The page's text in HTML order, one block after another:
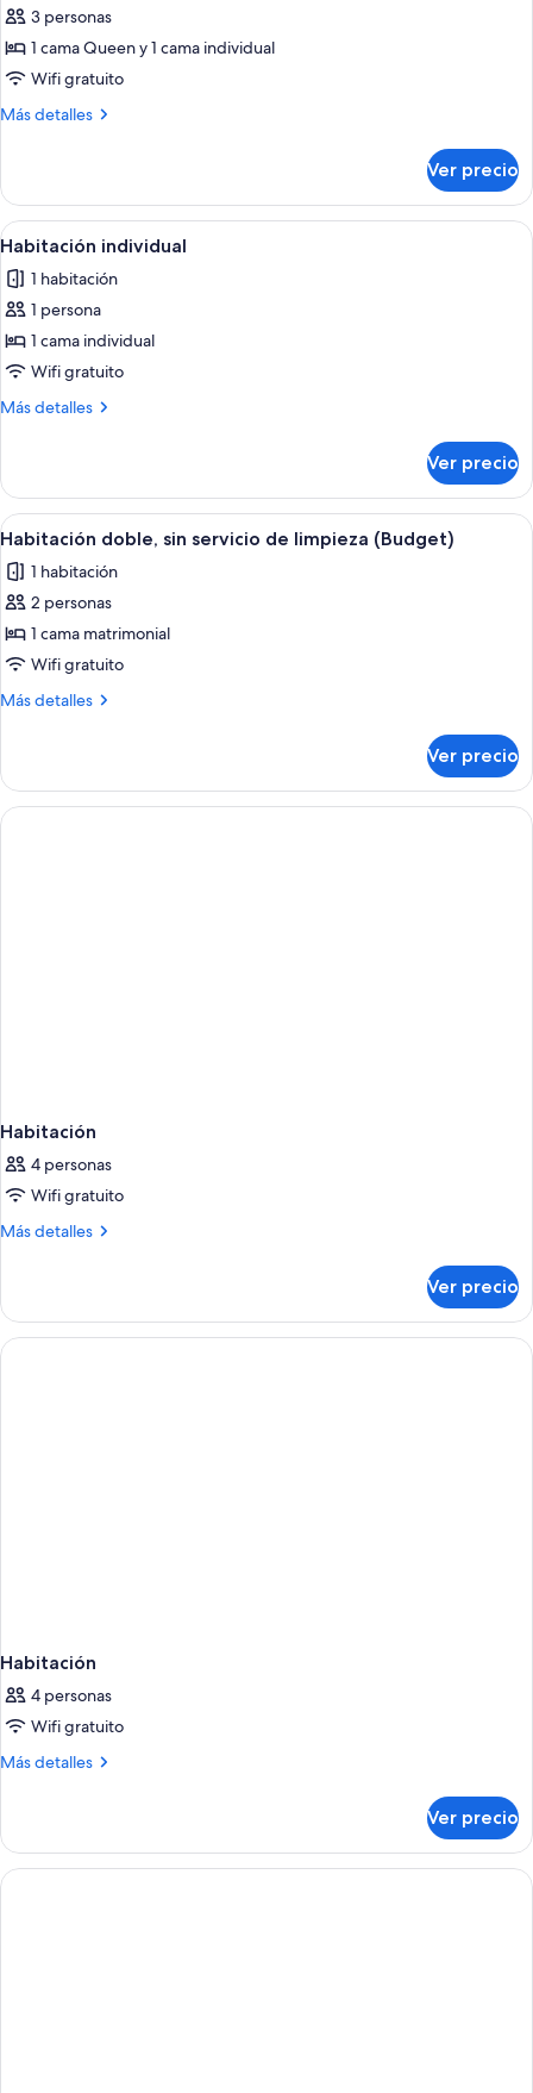
fotos
de
Habitación
triple
3 personas
1 cama Queen y 1 cama individual
Wifi gratuito
Más detalles
Más
triple
Ver precio
Abrir
todas
las
fotos
de
Habitación
individual
Una habitación de hotel con puerta
7
Habitación individual
1 habitación
1 persona
1 cama individual
Wifi gratuito
Más detalles
Más
individual
Ver precio
Abrir
todas
las
fotos
de
Habitación
doble,
de
limpieza
(Budget)
Una habitación de hotel con cama,
4
Habitación doble, sin servicio de limpieza (Budget)
1 habitación
2 personas
1 cama matrimonial
Wifi gratuito
Más detalles
Más
doble,
sin
servicio
Ver precio
Habitación
4 personas
Wifi gratuito
Más detalles
Más
Ver precio
Habitación
4 personas
Wifi gratuito
Más detalles
Más
Ver precio